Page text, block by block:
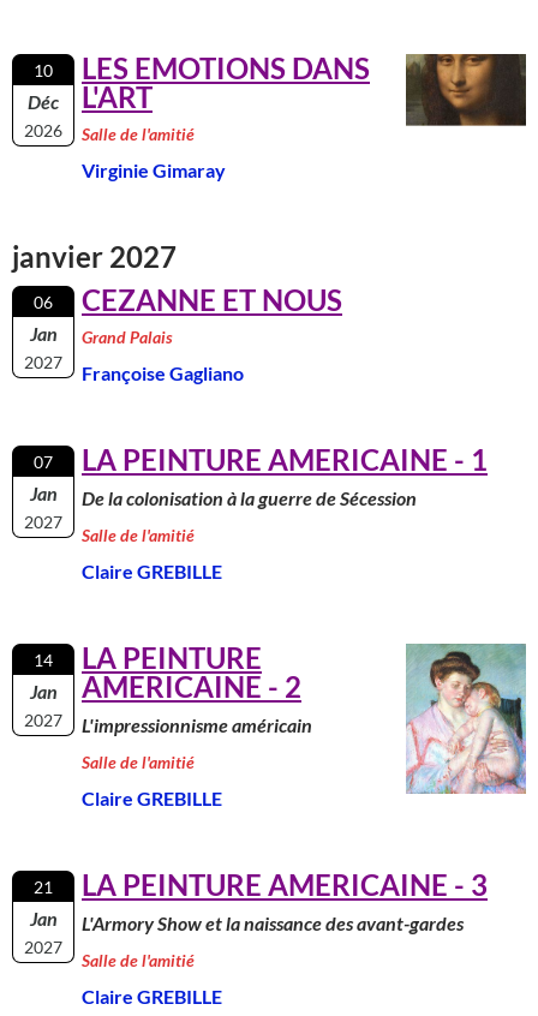
10
Déc
2026
LES EMOTIONS DANS
L'ART
Salle de l'amitié
Virginie Gimaray
janvier 2027
06
Jan
2027
CEZANNE ET NOUS
Grand Palais
Françoise Gagliano
07
Jan
2027
LA PEINTURE AMERICAINE - 1
De la colonisation à la guerre de Sécession
Salle de l'amitié
Claire GREBILLE
14
Jan
2027
LA PEINTURE
AMERICAINE - 2
L'impressionnisme américain
Salle de l'amitié
Claire GREBILLE
21
Jan
2027
LA PEINTURE AMERICAINE - 3
L'Armory Show et la naissance des avant-gardes
Salle de l'amitié
Claire GREBILLE